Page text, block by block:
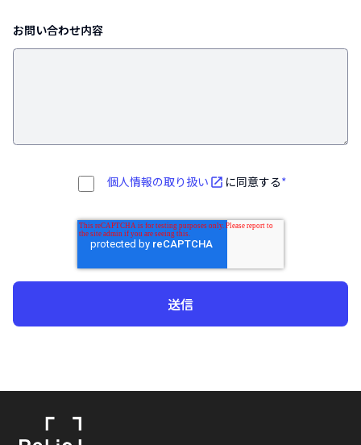
お問い合わせ内容
個人情報の取り扱い に同意する*